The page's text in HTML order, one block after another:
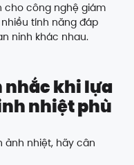
cho công nghệ giám
tính năng đáp
ninh khác nhau.
nhắc khi lựa
nhiệt phù
ảnh nhiệt, hãy cân